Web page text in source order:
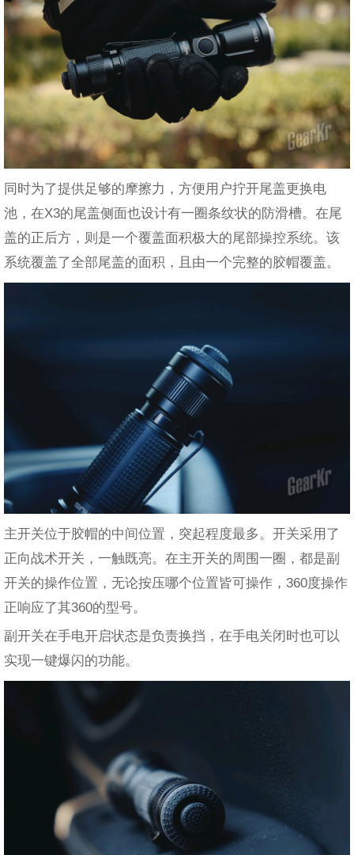
同时为了提供足够的摩擦力，方便用户拧开尾盖更换电
池，在X3的尾盖侧面也设计有一圈条纹状的防滑槽。在尾
盖的正后方，则是一个覆盖面积极大的尾部操控系统。该
系统覆盖了全部尾盖的面积，且由一个完整的胶帽覆盖。
主开关位于胶帽的中间位置，突起程度最多。开关采用了
正向战术开关，一触既亮。在主开关的周围一圈，都是副
开关的操作位置，无论按压哪个位置皆可操作，360度操作
正响应了其360的型号。
副开关在手电开启状态是负责换挡，在手电关闭时也可以
实现一键爆闪的功能。